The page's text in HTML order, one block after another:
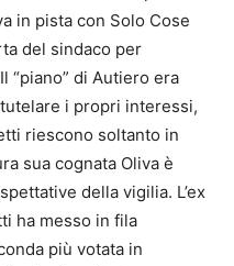
in pista con Solo Cose
del sindaco per
“piano” di Autiero era
i propri interessi,
riescono soltanto in
sua cognata Oliva è
della vigilia. L’ex
ha messo in fila
più votata in